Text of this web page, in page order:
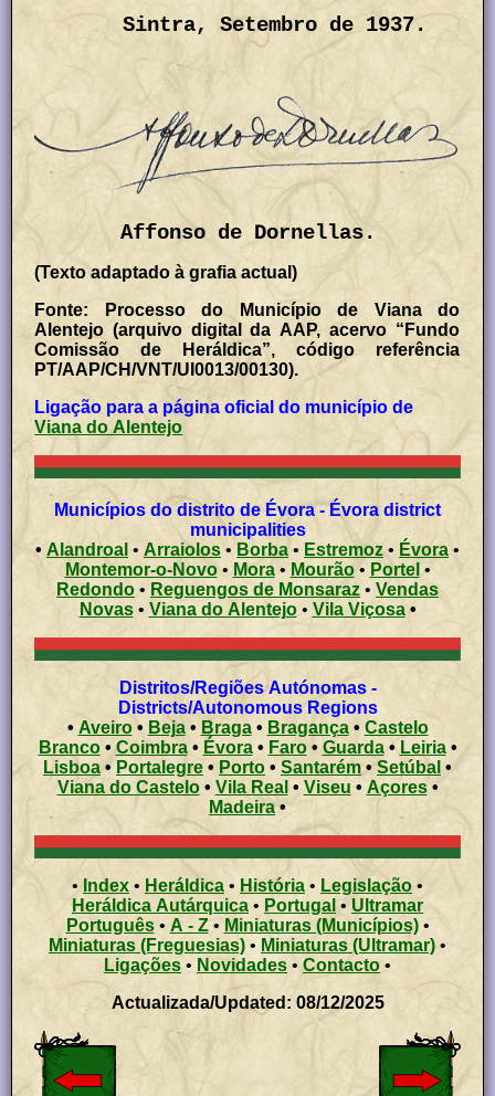
Sintra, Setembro de 1937.
Affonso de Dornellas.
(Texto adaptado à grafia actual)
Fonte: Processo do Município de Viana do
Alentejo (arquivo digital da AAP, acervo “Fundo
Comissão de Heráldica”, código referência
PT/AAP/CH/VNT/UI0013/00130).
Ligação para a página oficial do município de
Viana do Alentejo
Municípios do distrito de Évora - Évora district
municipalities
• Alandroal • Arraiolos • Borba • Estremoz • Évora•
Montemor-o-Novo• Mora• Mourão• Portel •
Redondo • Reguengos de Monsaraz • Vendas
Novas• Viana do Alentejo• Vila Viçosa •
Distritos/Regiões Autónomas -
Districts/Autonomous Regions
• Aveiro• Beja• Braga• Bragança• Castelo
Branco•Coimbra• Évora• Faro• Guarda•Leiria•
Lisboa• Portalegre • Porto • Santarém• Setúbal •
Viana do Castelo• Vila Real • Viseu • Açores•
Madeira•
• Index • Heráldica • História • Legislação •
Heráldica Autárquica • Portugal •Ultramar
Português• A - Z• Miniaturas (Municípios)•
Miniaturas (Freguesias) • Miniaturas (Ultramar) •
Ligações • Novidades•Contacto •
Actualizada/Updated: 08/12/2025